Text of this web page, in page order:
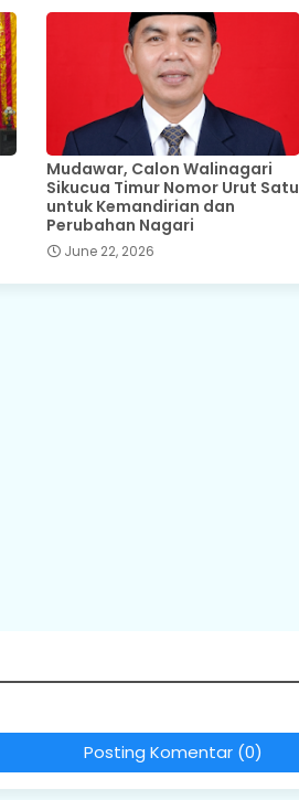
Mudawar, Calon Walinagari
Sikucua Timur Nomor Urut Satu
untuk Kemandirian dan
Perubahan Nagari
June 22, 2026
Posting Komentar (0)